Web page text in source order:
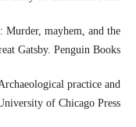
Murder, mayhem, and the
Gatsby. Penguin Books.
practice and
of Chicago Press.